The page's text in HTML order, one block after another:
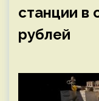
станции в
рублей